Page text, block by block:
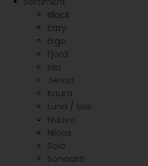
Black
Eazy
Ergo
Fjord
Ida
Jenna
Kaura
Luna / Isla
Nauvo
Niklas
Solo
Sonaatti